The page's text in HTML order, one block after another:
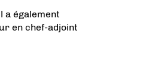
a également
en chef-adjoint